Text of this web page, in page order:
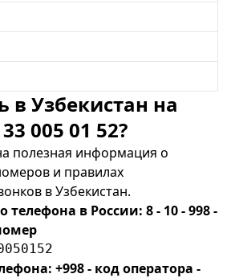
в Узбекистан на
005 01 52?
полезная информация о
и правилах
в Узбекистан.
телефона в России: 8 - 10 - 998 -
+998 - код оператора -